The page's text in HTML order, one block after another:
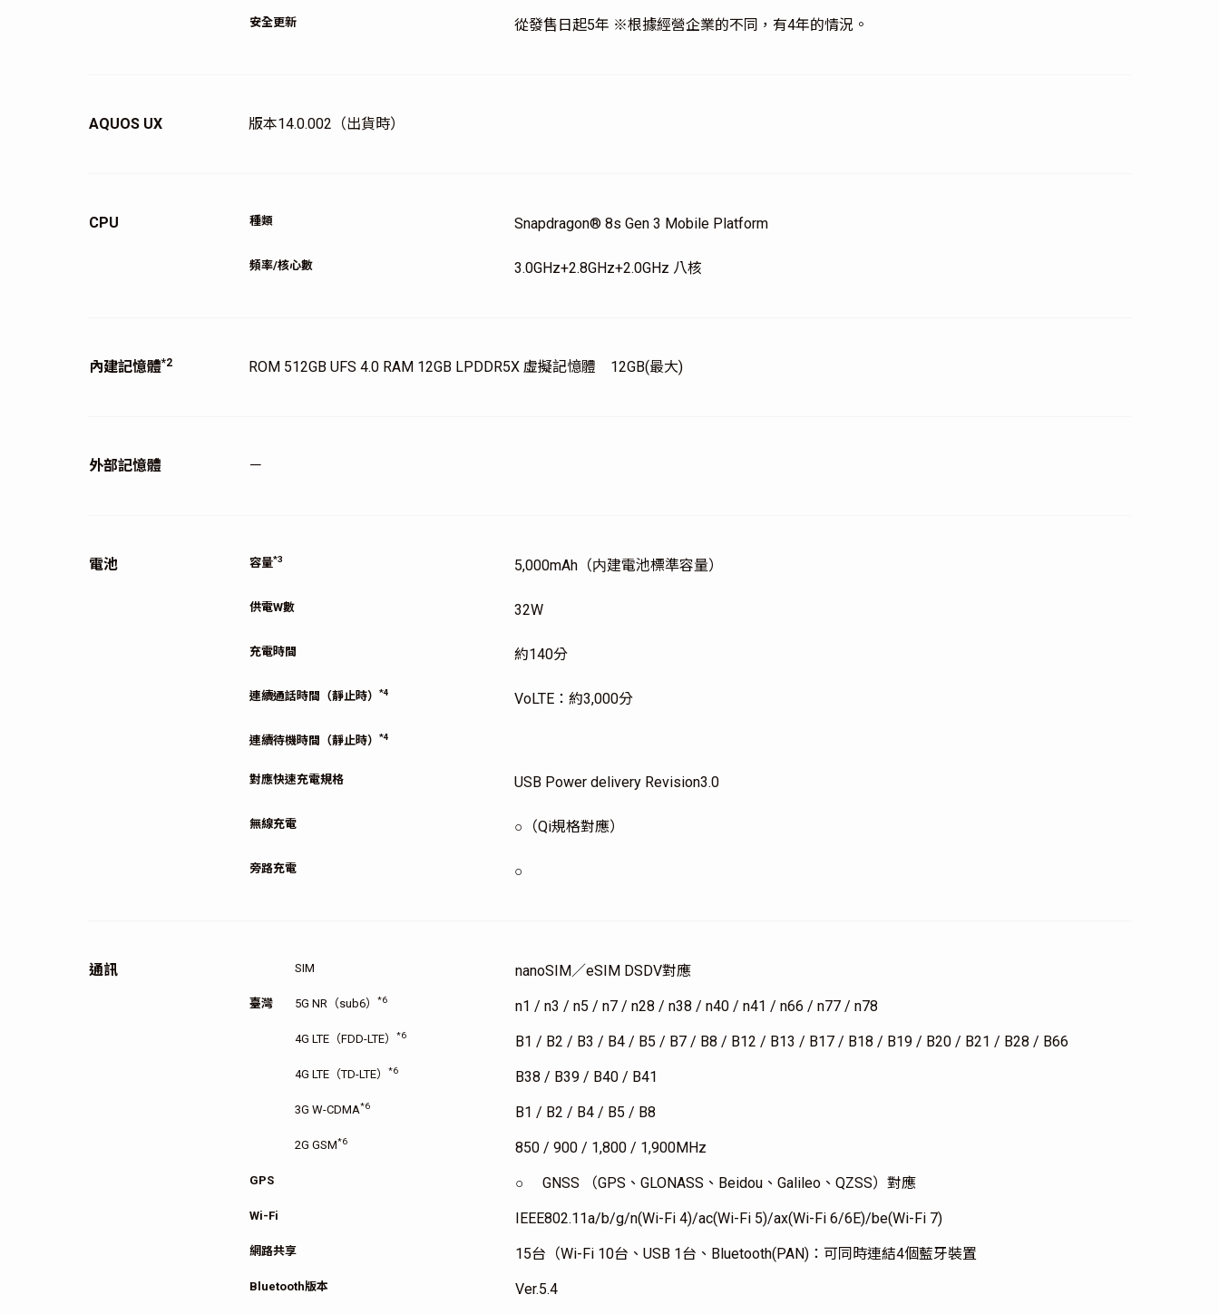
安全更新 從發售日起5年 ※根據經營企業的不同，有4年的情況。
AQUOS UX 版本14.0.002（出貨時）
CPU 種類 Snapdragon® 8s Gen 3 Mobile Platform
頻率/核心數 3.0GHz+2.8GHz+2.0GHz 八核
內建記憶體*2 ROM 512GB UFS 4.0 RAM 12GB LPDDR5X 虛擬記憶體 12GB(最大)
外部記憶體 －
電池 容量*3 5,000mAh（内建電池標準容量）
供電W數 32W
充電時間 約140分
連續通話時間（靜止時） *4 VoLTE：約3,000分
連續待機時間（靜止時） *4
對應快速充電規格 USB Power delivery Revision3.0
無線充電 ○（Qi規格對應）
旁路充電 ○
通訊 SIM nanoSIM／eSIM DSDV對應
臺灣 5G NR（sub6） *6 n1 / n3 / n5 / n7 / n28 / n38 / n40 / n41 / n66 / n77 / n78
4G LTE（FDD-LTE） *6 B1 / B2 / B3 / B4 / B5 / B7 / B8 / B12 / B13 / B17 / B18 / B19 / B20 / B21 / B28 / B66
4G LTE（TD-LTE） *6 B38 / B39 / B40 / B41
3G W-CDMA*6 B1 / B2 / B4 / B5 / B8
2G GSM*6 850 / 900 / 1,800 / 1,900MHz
GPS ○ GNSS （GPS、GLONASS、Beidou、Galileo、QZSS）對應
Wi-Fi IEEE802.11a/b/g/n(Wi-Fi 4)/ac(Wi-Fi 5)/ax(Wi-Fi 6/6E)/be(Wi-Fi 7)
網路共享 15台（Wi-Fi 10台、USB 1台、Bluetooth(PAN)：可同時連結4個藍牙裝置
Bluetooth版本 Ver.5.4